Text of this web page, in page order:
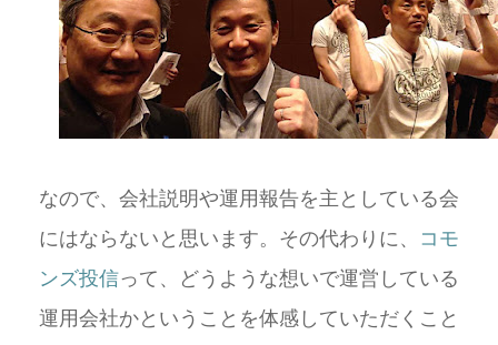
なので、会社説明や運用報告を主としている会
にはならないと思います。その代わりに、 コモ
ンズ投信って、どうような想いで運営している
運用会社かということを体感していただくこと